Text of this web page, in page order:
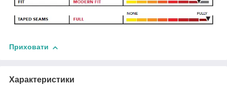
Приховати
Характеристики